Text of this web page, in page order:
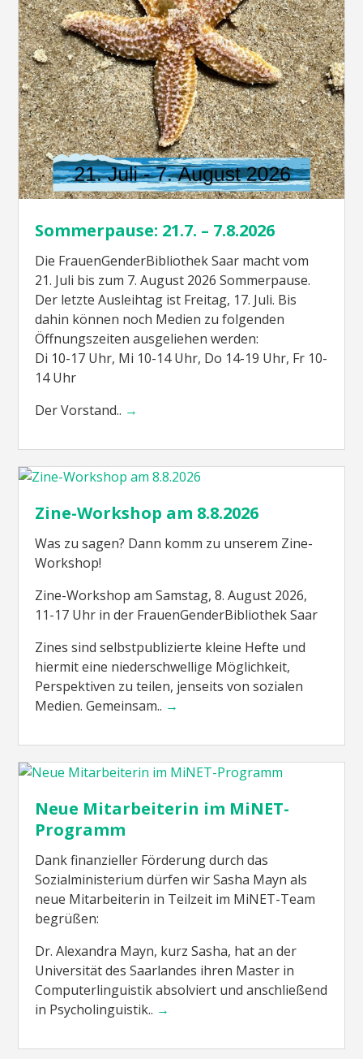
Sommerpause: 21.7. – 7.8.2026
Die FrauenGenderBibliothek Saar macht vom
21. Juli bis zum 7. August 2026 Sommerpause.
Der letzte Ausleihtag ist Freitag, 17. Juli. Bis
dahin können noch Medien zu folgenden
Öffnungszeiten ausgeliehen werden:
Di 10-17 Uhr, Mi 10-14 Uhr, Do 14-19 Uhr, Fr 10-
14 Uhr
Der Vorstand.. →
Zine-Workshop am 8.8.2026
Was zu sagen? Dann komm zu unserem Zine-
Workshop!
Zine-Workshop am Samstag, 8. August 2026,
11-17 Uhr in der FrauenGenderBibliothek Saar
Zines sind selbstpublizierte kleine Hefte und
hiermit eine niederschwellige Möglichkeit,
Perspektiven zu teilen, jenseits von sozialen
Medien. Gemeinsam.. →
Neue Mitarbeiterin im MiNET-
Programm
Dank finanzieller Förderung durch das
Sozialministerium dürfen wir Sasha Mayn als
neue Mitarbeiterin in Teilzeit im MiNET-Team
begrüßen:
Dr. Alexandra Mayn, kurz Sasha, hat an der
Universität des Saarlandes ihren Master in
Computerlinguistik absolviert und anschließend
in Psycholinguistik.. →